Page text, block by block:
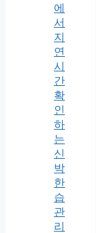
에
서
지
연
시
간
확
인
하
는
신
박
한
습
관
리